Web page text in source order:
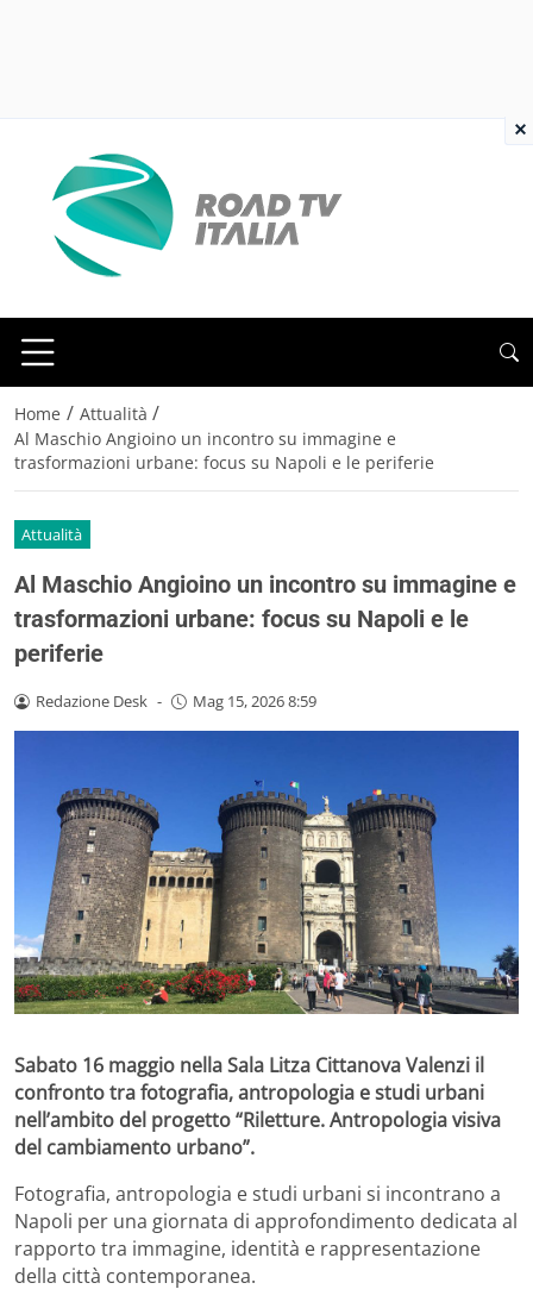
Home / Attualità /
Al Maschio Angioino un incontro su immagine e
trasformazioni urbane: focus su Napoli e le periferie
Attualità
Al Maschio Angioino un incontro su immagine e
trasformazioni urbane: focus su Napoli e le
periferie
Redazione Desk - Mag 15, 2026 8:59
Sabato 16 maggio nella Sala Litza Cittanova Valenzi il
confronto tra fotografia, antropologia e studi urbani
nell’ambito del progetto “Riletture. Antropologia visiva
del cambiamento urbano”.
Fotografia, antropologia e studi urbani si incontrano a
Napoli per una giornata di approfondimento dedicata al
rapporto tra immagine, identità e rappresentazione
della città contemporanea.
×